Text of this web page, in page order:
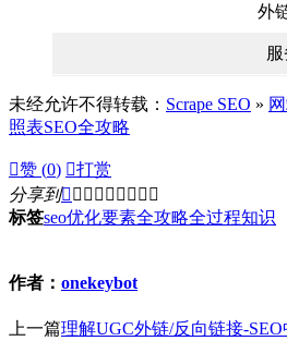
外
未经允许不得转载： Scrape SEO »
照表SEO全攻略
赞 (0) 打赏
分享到        
标签seo优化要素全攻略全过程知识
作者： onekeybot
上一篇理解UGC外链/反向链接-